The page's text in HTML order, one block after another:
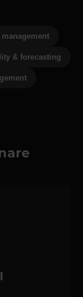
management
& forecasting